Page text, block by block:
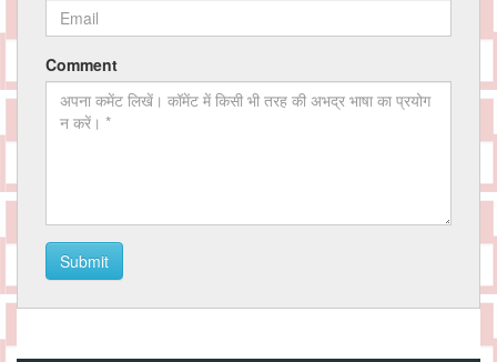
Comment
Submit